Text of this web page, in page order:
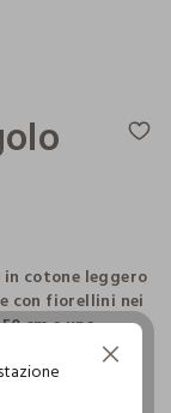
cotone leggero
con fiorellini nei
cm e una
Continua senza accettare